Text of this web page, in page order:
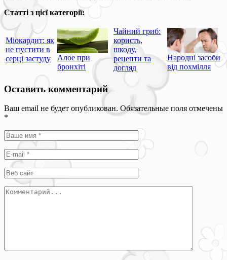
Статті з цієї категорії:
Міокардит: як
не пустити в
серці застуду
Алое при
бронхіті
Чайний гриб:
користь,
шкоду,
рецепти та
догляд
Народні засоби
від похмілля
Оставить комментарий
Ваш email не будет опубликован. Обязательные поля отмечены
*